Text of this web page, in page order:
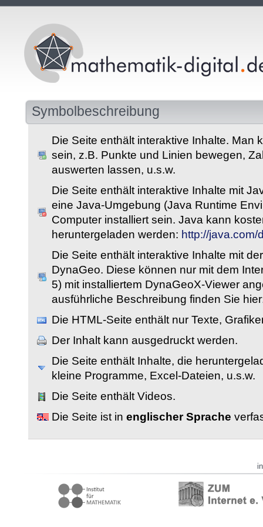
Symbolbeschreibung
Die Seite enthält interaktive Inhalte. Man
sein, z.B. Punkte und Linien bewegen,
auswerten lassen, u.s.w.
Die Seite enthält interaktive Inhalte mit
eine Java-Umgebung (Java Runtime
Computer installiert sein. Java kann
heruntergeladen werden: http://
Die Seite enthält interaktive Inhalte mit
DynaGeo. Diese können nur mit dem
5) mit installiertem DynaGeoX-Viewer
ausführliche Beschreibung finden Sie
Die HTML-Seite enthält nur Texte,
Der Inhalt kann ausgedruckt werden.
Die Seite enthält Inhalte, die
kleine Programme, Excel-Dateien, u.s.w.
Die Seite enthält Videos.
Die Seite ist in englischer Sprache